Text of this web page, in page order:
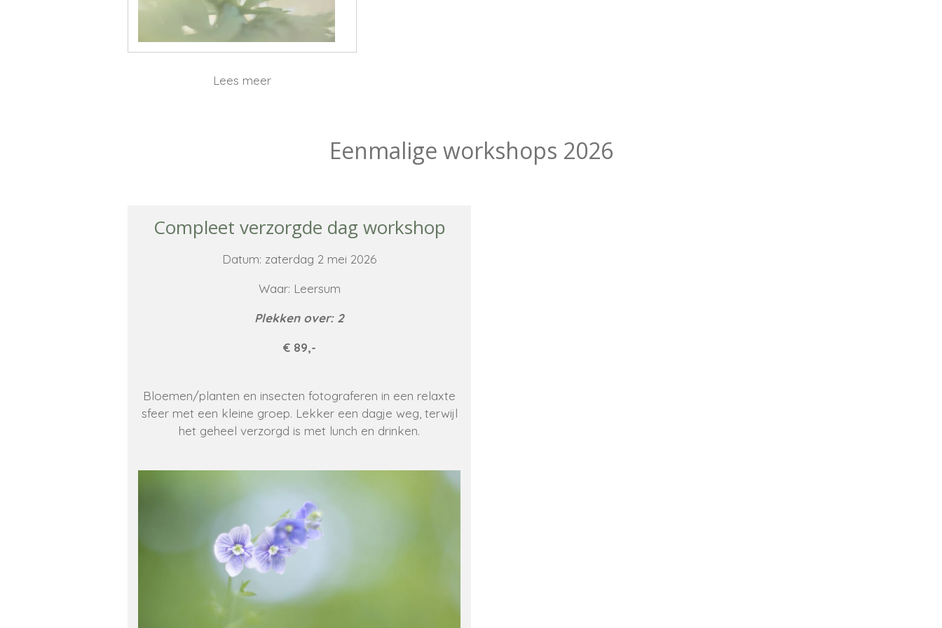
Lees meer
Eenmalige workshops 2026
Compleet verzorgde dag workshop
Datum: zaterdag 2 mei 2026
Waar: Leersum
Plekken over: 2
€ 89,-
Bloemen/planten en insecten fotograferen in een relaxte
sfeer met een kleine groep. Lekker een dagje weg, terwijl
het geheel verzorgd is met lunch en drinken.